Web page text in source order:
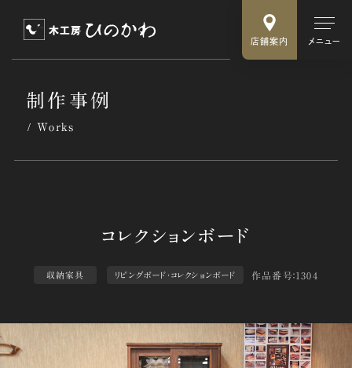
店舗案内 メニュー
制作事例
Works
収納家具 リビングボード・コレクションボード 作品番号：1304